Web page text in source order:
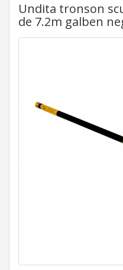
Undita tronson
de 7.2m galben